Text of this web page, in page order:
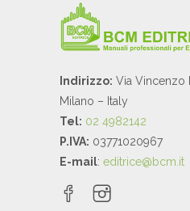
Indirizzo: Via Vincenzo
Milano – Italy
Tel: 02 4982142
P.IVA: 03771020967
E-mail: editrice@bcm.it